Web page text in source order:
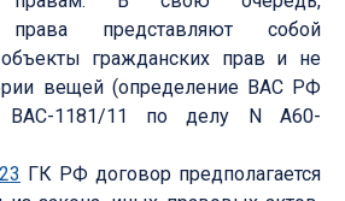
права представляют собой
объекты гражданских прав и не
вещей (определение ВАС РФ
ВАС-1181/11 по делу N А60-
ГК РФ договор предполагается